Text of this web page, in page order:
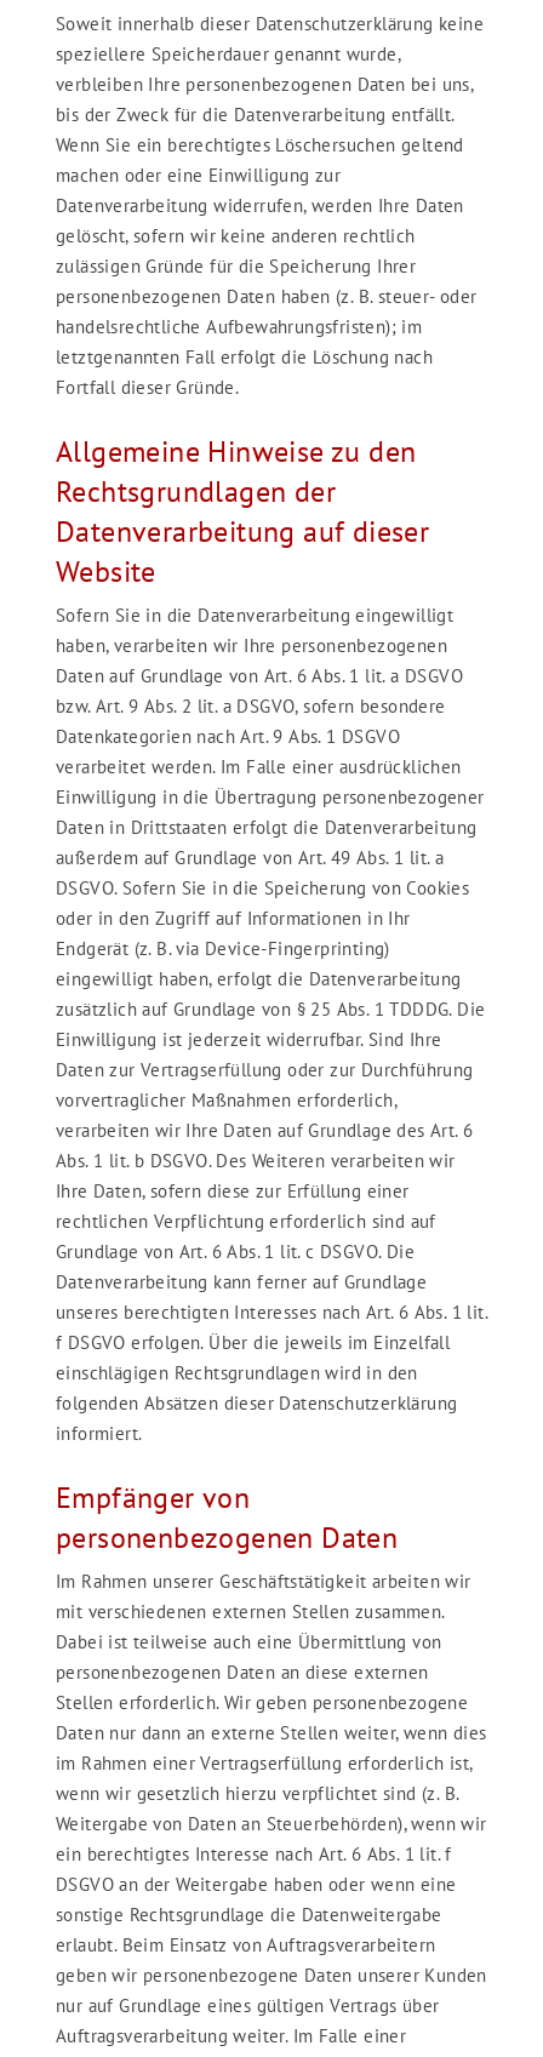
Soweit innerhalb dieser Datenschutzerklärung keine
speziellere Speicherdauer genannt wurde,
verbleiben Ihre personenbezogenen Daten bei uns,
bis der Zweck für die Datenverarbeitung entfällt.
Wenn Sie ein berechtigtes Löschersuchen geltend
machen oder eine Einwilligung zur
Datenverarbeitung widerrufen, werden Ihre Daten
gelöscht, sofern wir keine anderen rechtlich
zulässigen Gründe für die Speicherung Ihrer
personenbezogenen Daten haben (z. B. steuer- oder
handelsrechtliche Aufbewahrungsfristen); im
letztgenannten Fall erfolgt die Löschung nach
Fortfall dieser Gründe.
Allgemeine Hinweise zu den
Rechtsgrundlagen der
Datenverarbeitung auf dieser
Website
Sofern Sie in die Datenverarbeitung eingewilligt
haben, verarbeiten wir Ihre personenbezogenen
Daten auf Grundlage von Art. 6 Abs. 1 lit. a DSGVO
bzw. Art. 9 Abs. 2 lit. a DSGVO, sofern besondere
Datenkategorien nach Art. 9 Abs. 1 DSGVO
verarbeitet werden. Im Falle einer ausdrücklichen
Einwilligung in die Übertragung personenbezogener
Daten in Drittstaaten erfolgt die Datenverarbeitung
außerdem auf Grundlage von Art. 49 Abs. 1 lit. a
DSGVO. Sofern Sie in die Speicherung von Cookies
oder in den Zugriff auf Informationen in Ihr
Endgerät (z. B. via Device-Fingerprinting)
eingewilligt haben, erfolgt die Datenverarbeitung
zusätzlich auf Grundlage von § 25 Abs. 1 TDDDG. Die
Einwilligung ist jederzeit widerrufbar. Sind Ihre
Daten zur Vertragserfüllung oder zur Durchführung
vorvertraglicher Maßnahmen erforderlich,
verarbeiten wir Ihre Daten auf Grundlage des Art. 6
Abs. 1 lit. b DSGVO. Des Weiteren verarbeiten wir
Ihre Daten, sofern diese zur Erfüllung einer
rechtlichen Verpflichtung erforderlich sind auf
Grundlage von Art. 6 Abs. 1 lit. c DSGVO. Die
Datenverarbeitung kann ferner auf Grundlage
unseres berechtigten Interesses nach Art. 6 Abs. 1 lit.
f DSGVO erfolgen. Über die jeweils im Einzelfall
einschlägigen Rechtsgrundlagen wird in den
folgenden Absätzen dieser Datenschutzerklärung
informiert.
Empfänger von
personenbezogenen Daten
Im Rahmen unserer Geschäftstätigkeit arbeiten wir
mit verschiedenen externen Stellen zusammen.
Dabei ist teilweise auch eine Übermittlung von
personenbezogenen Daten an diese externen
Stellen erforderlich. Wir geben personenbezogene
Daten nur dann an externe Stellen weiter, wenn dies
im Rahmen einer Vertragserfüllung erforderlich ist,
wenn wir gesetzlich hierzu verpflichtet sind (z. B.
Weitergabe von Daten an Steuerbehörden), wenn wir
ein berechtigtes Interesse nach Art. 6 Abs. 1 lit. f
DSGVO an der Weitergabe haben oder wenn eine
sonstige Rechtsgrundlage die Datenweitergabe
erlaubt. Beim Einsatz von Auftragsverarbeitern
geben wir personenbezogene Daten unserer Kunden
nur auf Grundlage eines gültigen Vertrags über
Auftragsverarbeitung weiter. Im Falle einer